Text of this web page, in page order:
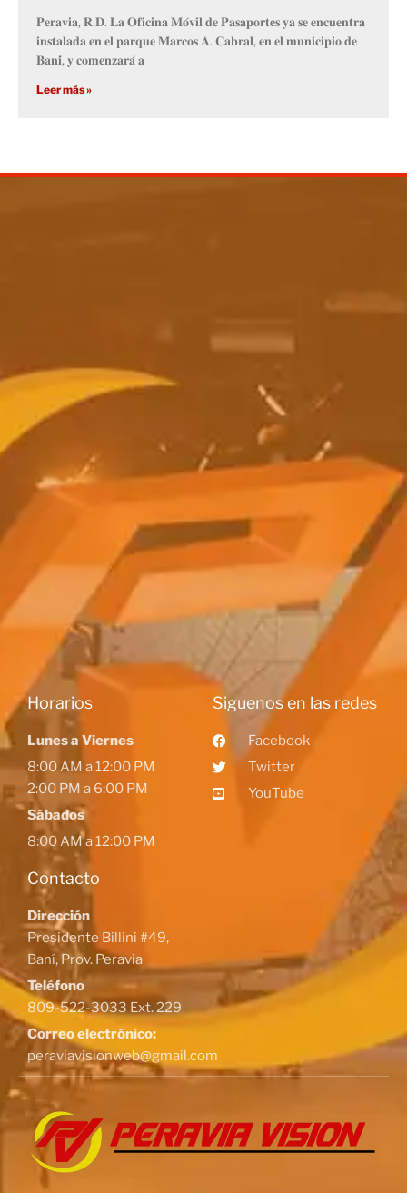
𝐏𝐞𝐫𝐚𝐯𝐢𝐚, 𝐑.𝐃. 𝐋𝐚 𝐎𝐟𝐢𝐜𝐢𝐧𝐚 𝐌𝐨́𝐯𝐢𝐥 𝐝𝐞 𝐏𝐚𝐬𝐚𝐩𝐨𝐫𝐭𝐞𝐬 𝐲𝐚 𝐬𝐞 𝐞𝐧𝐜𝐮𝐞𝐧𝐭𝐫𝐚
𝐢𝐧𝐬𝐭𝐚𝐥𝐚𝐝𝐚 𝐞𝐧 𝐞𝐥 𝐩𝐚𝐫𝐪𝐮𝐞 𝐌𝐚𝐫𝐜𝐨𝐬 𝐀. 𝐂𝐚𝐛𝐫𝐚𝐥, 𝐞𝐧 𝐞𝐥 𝐦𝐮𝐧𝐢𝐜𝐢𝐩𝐢𝐨 𝐝𝐞
𝐁𝐚𝐧𝐢́, 𝐲 𝐜𝐨𝐦𝐞𝐧𝐳𝐚𝐫𝐚́ 𝐚
Leer más »
Horarios
Lunes a Viernes
8:00 AM a 12:00 PM
2:00 PM a 6:00 PM
Sábados
8:00 AM a 12:00 PM
Contacto
Dirección
Presidente Billini #49,
Baní, Prov. Peravia
Teléfono
809-522-3033 Ext. 229
Correo electrónico:
peraviavisionweb@gmail.com
Siguenos en las redes
Facebook
Twitter
YouTube